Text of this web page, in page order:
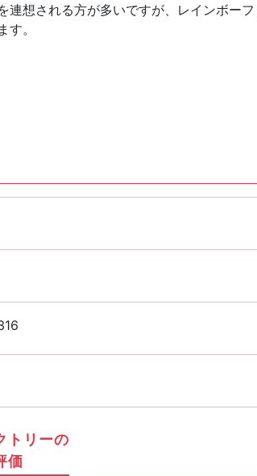
想される方が多いですが、レインボー
。
トリーの
価